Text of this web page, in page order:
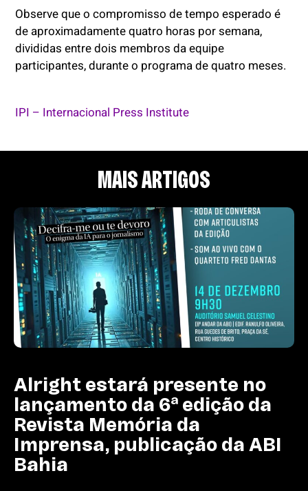
Observe que o compromisso de tempo esperado é
de aproximadamente quatro horas por semana,
divididas entre dois membros da equipe
participantes, durante o programa de quatro meses.
IPI – Internacional Press Institute
MAIS ARTIGOS
Alright estará presente no
lançamento da 6ª edição da
Revista Memória da
Imprensa, publicação da ABI
Bahia